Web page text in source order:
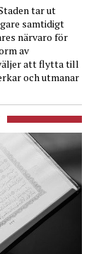
tar ut
samtidigt
närvaro för
av
att flytta till
och utmanar